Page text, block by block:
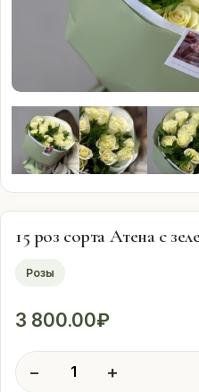
Оплата
Свадебные
подписки
Контакты
15 роз сорта Атена с
Розы
3 800.00₽
−
Количество
товара
+